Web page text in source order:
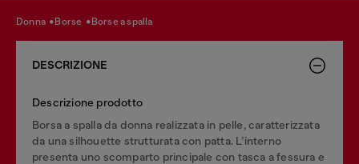
donna borse borse a spalla
DESCRIZIONE
Descrizione prodotto
Borsa a spalla da donna realizzata in pelle, caratterizzata
da una silhouette strutturata con patta. L’interno
presenta uno scomparto principale con tasca a fessura e